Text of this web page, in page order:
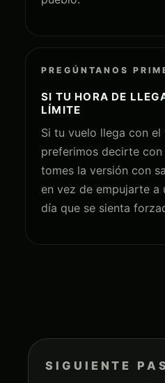
PREGÚNTANOS
SI TU HORA DE
LÍMITE
Si tu vuelo llega con
preferimos decirte
tomes la versión con
en vez de empujarte a
día que se sienta
SIGUIENTE